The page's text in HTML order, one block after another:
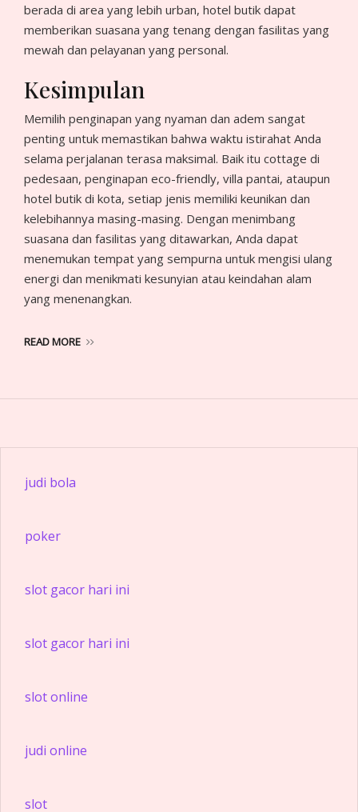
berada di area yang lebih urban, hotel butik dapat
memberikan suasana yang tenang dengan fasilitas yang
mewah dan pelayanan yang personal.
Kesimpulan
Memilih penginapan yang nyaman dan adem sangat
penting untuk memastikan bahwa waktu istirahat Anda
selama perjalanan terasa maksimal. Baik itu cottage di
pedesaan, penginapan eco-friendly, villa pantai, ataupun
hotel butik di kota, setiap jenis memiliki keunikan dan
kelebihannya masing-masing. Dengan menimbang
suasana dan fasilitas yang ditawarkan, Anda dapat
menemukan tempat yang sempurna untuk mengisi ulang
energi dan menikmati kesunyian atau keindahan alam
yang menenangkan.
READ MORE
judi bola
poker
slot gacor hari ini
slot gacor hari ini
slot online
judi online
slot